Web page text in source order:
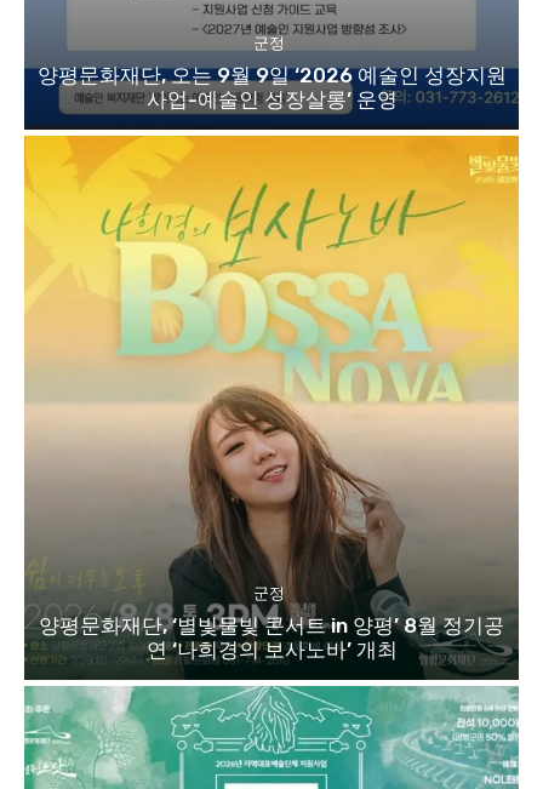
군정
양평문화재단, 오는 9월 9일 ‘2026 예술인 성장지원
사업-예술인 성장살롱’ 운영
군정
양평문화재단, ‘별빛물빛 콘서트 in 양평’ 8월 정기공
연 ‘나희경의 보사노바’ 개최